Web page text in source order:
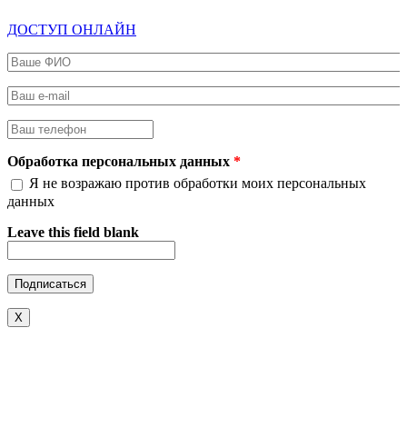
ДОСТУП ОНЛАЙН
Ваше ФИО
Ваш e-mail
Ваш телефон
Обработка персональных данных *
Я не возражаю против обработки моих персональных
данных
Leave this field blank
X